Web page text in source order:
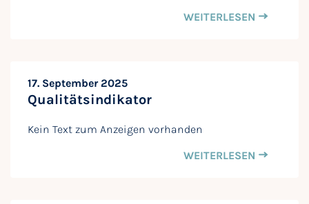
WEITERLESEN
17. September 2025
Qualitätsindikator
Kein Text zum Anzeigen vorhanden
WEITERLESEN